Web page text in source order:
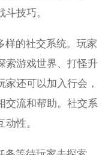
技巧。
样的社交系统。玩家
索游戏世界、打怪升
还可以加入行会，
交流和帮助。社交系
性。